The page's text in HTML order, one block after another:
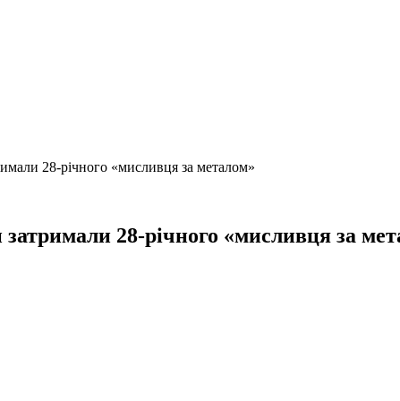
28-річного «мисливця за металом»
28-річного «мисливця за